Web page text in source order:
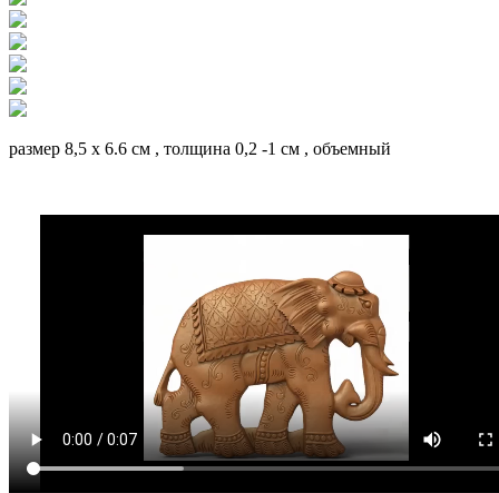
размер 8,5 х 6.6 см , толщина 0,2 -1 см , объемный